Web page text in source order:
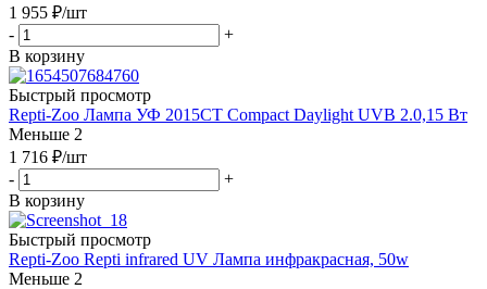
1 955 ₽/шт
-
+
В корзину
Быстрый просмотр
Repti-Zoo Лампа УФ 2015СТ Compact Daylight UVB 2.0,15 Вт
Меньше 2
1 716 ₽/шт
-
+
В корзину
Быстрый просмотр
Repti-Zoo Repti infrared UV Лампа инфракрасная, 50w
Меньше 2